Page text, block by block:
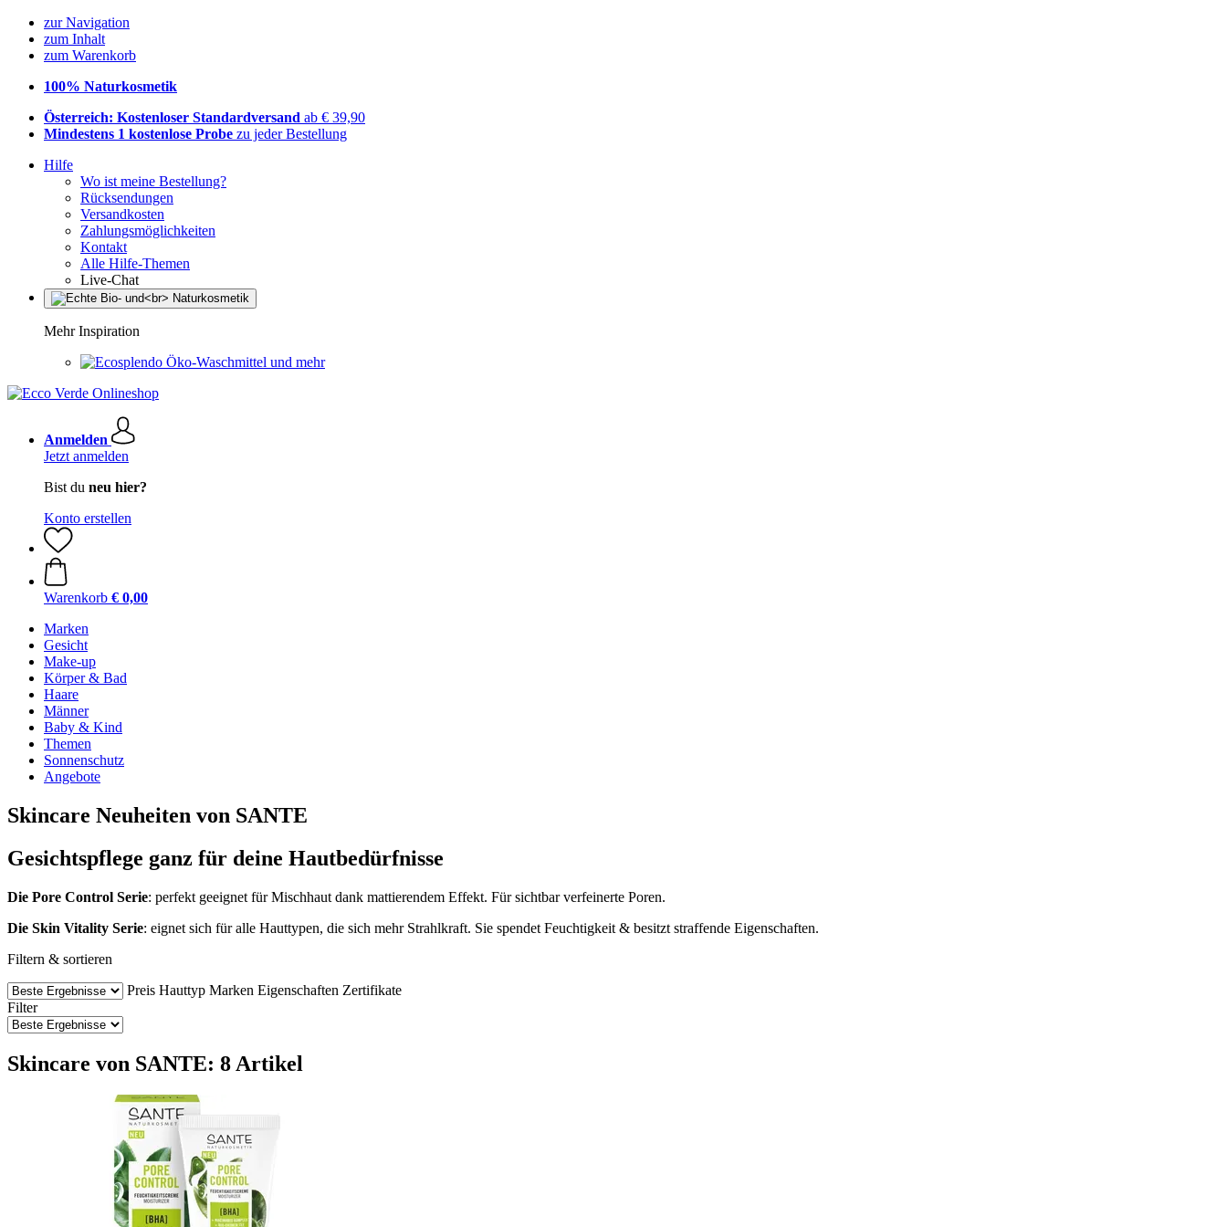
zur Navigation
zum Inhalt
zum Warenkorb
100% Naturkosmetik
Österreich: Kostenloser Standardversand ab € 39,90
Mindestens 1 kostenlose Probe zu jeder Bestellung
Hilfe
Wo ist meine Bestellung?
Rücksendungen
Versandkosten
Zahlungsmöglichkeiten
Kontakt
Alle Hilfe-Themen
Live-Chat
Mehr Inspiration
Öko-Waschmittel und mehr
Anmelden
Jetzt anmelden
Bist du neu hier?
Konto erstellen
Warenkorb € 0,00
Marken
Gesicht
Make-up
Körper & Bad
Haare
Männer
Baby & Kind
Themen
Sonnenschutz
Angebote
Skincare Neuheiten von SANTE
Gesichtspflege ganz für deine Hautbedürfnisse
Die Pore Control Serie: perfekt geeignet für Mischhaut dank mattierendem Effekt. Für sichtbar verfeinerte Poren.
Die Skin Vitality Serie: eignet sich für alle Hauttypen, die sich mehr Strahlkraft. Sie spendet Feuchtigkeit & besitzt straffende Eigenschaften.
Filtern & sortieren
Preis Hauttyp Marken Eigenschaften Zertifikate
Filter
Skincare von SANTE: 8 Artikel